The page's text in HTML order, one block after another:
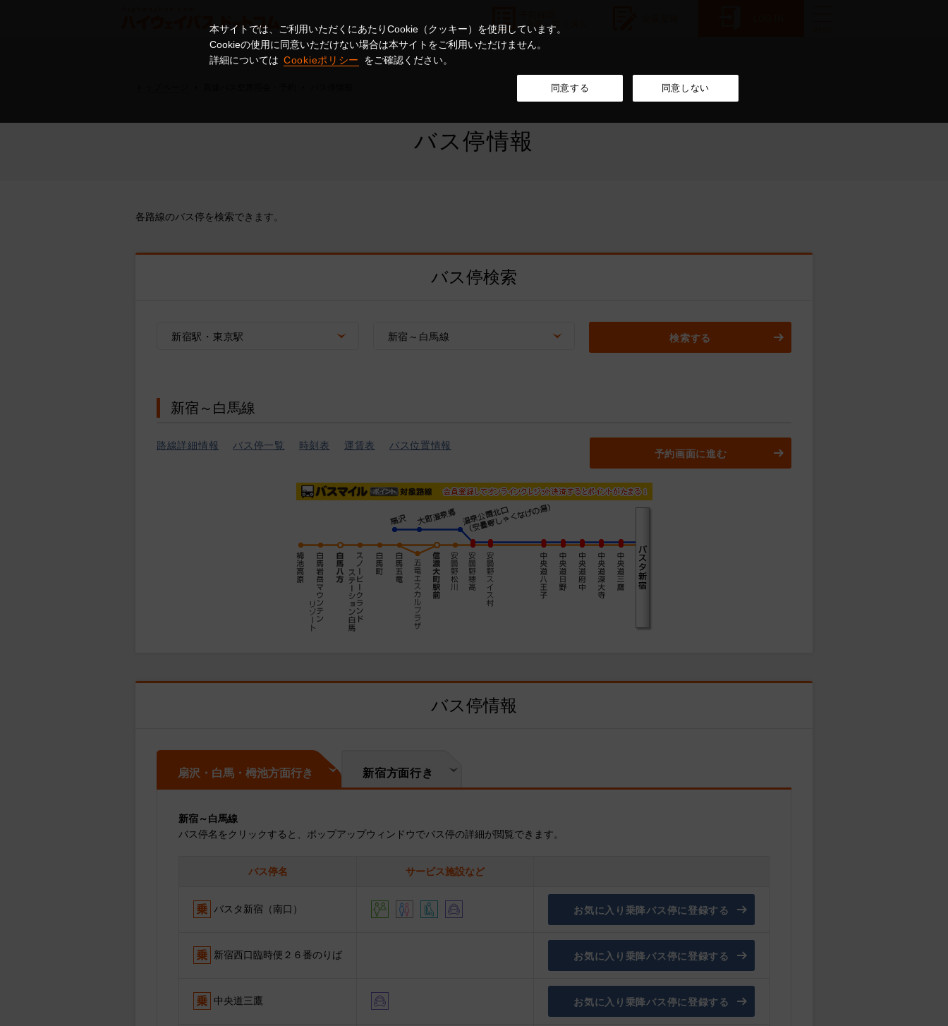
本サイトでは、ご利用いただくにあたりCookie（クッキー）を使用しています。
Cookieの使用に同意いただけない場合は本サイトをご利用いただけません。
詳細については Cookieポリシー をご確認ください。
同意する 同意しない
バス停情報
各路線のバス停を検索できます。
バス停検索
新宿駅・東京駅 新宿～白馬線 検索する
新宿～白馬線
路線詳細情報 バス停一覧 時刻表 運賃表 バス位置情報
予約画面に進む
バス停情報
扇沢・白馬・栂池方面行き 新宿方面行き
新宿～白馬線
バス停名をクリックすると、ポップアップウィンドウでバス停の詳細が閲覧できます。
バス停名 サービス施設など
バスタ新宿（南口） お気に入り乗降バス停に登録する
新宿西口臨時便２６番のりば お気に入り乗降バス停に登録する
中央道三鷹 お気に入り乗降バス停に登録する